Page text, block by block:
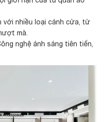
với nhiều loại cánh cửa, từ
mà.
nghệ ánh sáng tiên tiến,